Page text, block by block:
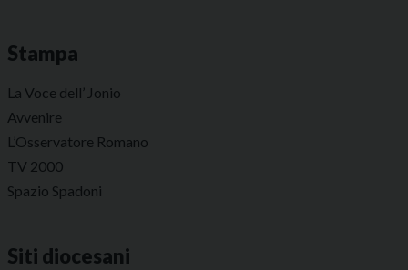
Stampa
La Voce dell’ Jonio
Avvenire
L’Osservatore Romano
TV 2000
Spazio Spadoni
Siti diocesani